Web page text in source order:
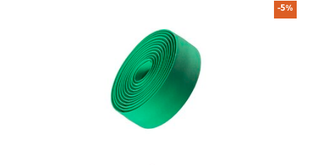
-5%